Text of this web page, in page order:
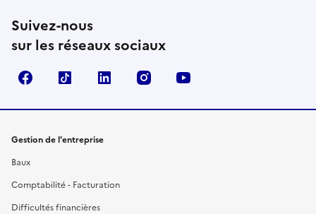
Suivez-nous
sur les réseaux sociaux
FacebookTikTok Linkedin Instagram
Gestion de l'entreprise
Baux
Comptabilité - Facturation
Difficultés financières